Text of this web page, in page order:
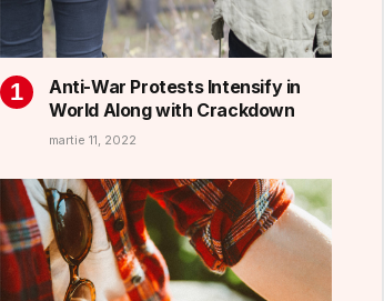
Anti-War Protests Intensify in
World Along with Crackdown
martie 11, 2022